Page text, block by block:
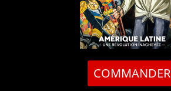
COMMANDER